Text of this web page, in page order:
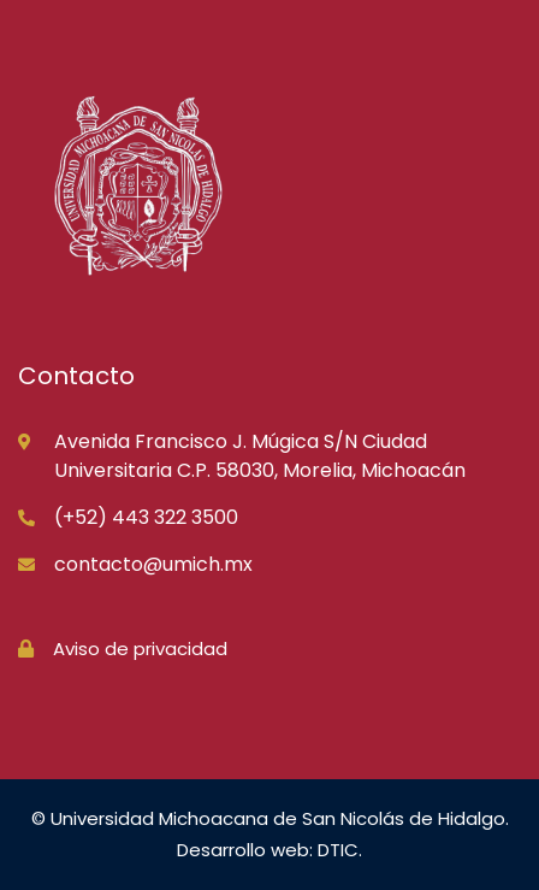
Contacto
Avenida Francisco J. Múgica S/N Ciudad
Universitaria C.P. 58030, Morelia, Michoacán
(+52) 443 322 3500
contacto@umich.mx
Aviso de privacidad
© Universidad Michoacana de San Nicolás de Hidalgo.
Desarrollo web: DTIC.